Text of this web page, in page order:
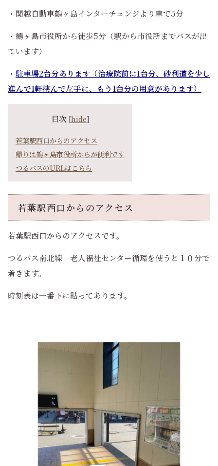
・関越自動車鶴ヶ島インターチェンジより車で5分
・鶴ヶ島市役所から徒歩5分（駅から市役所までバスが出
ています）
・ 駐車場2台分あります（治療院前に1台分、砂利道を少し
進んで1軒挟んで左手に、もう1台分の用意があります）
目次 [hide]
若葉駅西口からのアクセス
帰りは鶴ヶ島市役所からが便利です
つるバスのURLはこちら
若葉駅西口からのアクセス
若葉駅西口からのアクセスです。
つるバス南北線 老人福祉センター循環を使うと１０分で
着きます。
時刻表は一番下に貼ってあります。